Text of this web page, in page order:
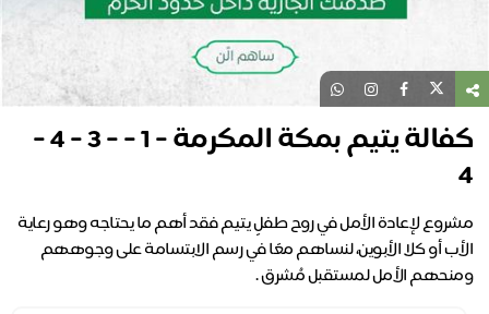
كفالة يتيم بمكة المكرمة - 1 - - 3 - 4 -
4
مشروع لإعادة الأمل في روح طفلٍ يتيم فقد أهم ما يحتاجه وهو رعاية
الأب أو كلا الأبوين، لنساهم معًا في رسم الابتسامة على وجوههم
ومنحهم الأمل لمستقبل مُشرق .